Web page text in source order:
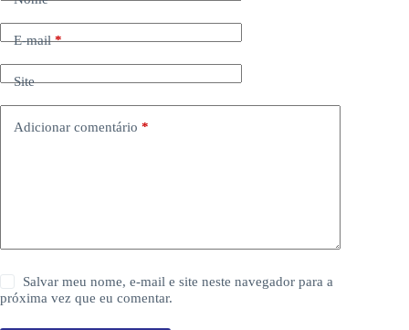
E-mail*
Site
Adicionar comentário *
Salvar meu nome, e-mail e site neste navegador para a
próxima vez que eu comentar.